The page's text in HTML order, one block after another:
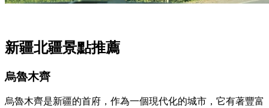
新疆北疆景點推薦
烏魯木齊
烏魯木齊是新疆的首府，作為一個現代化的城市，它有著豐富